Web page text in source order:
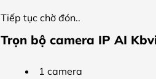
Tiếp tục chờ đón..
Trọn bộ camera IP AI
1 camera